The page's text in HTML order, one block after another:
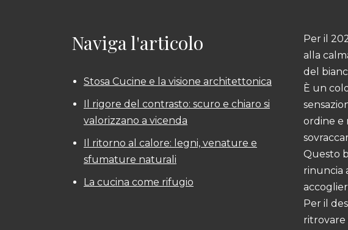
Naviga l'articolo
Stosa Cucine e la visione architettonica
Il rigore del contrasto: scuro e chiaro si
valorizzano a vicenda
Il ritorno al calore: legni, venature e
sfumature naturali
La cucina come rifugio
Per il
alla
del
È un
ordine e
Questo
rinuncia
Per il
ritrovare